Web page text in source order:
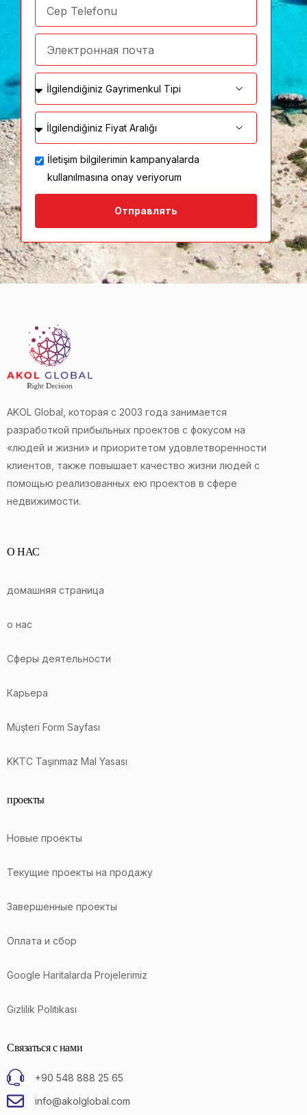
İletişim bilgilerimin kampanyalarda
kullanılmasına onay veriyorum
Отправлять
AKOL Global, которая с 2003 года занимается
разработкой прибыльных проектов с фокусом на
«людей и жизни» и приоритетом удовлетворенности
клиентов, также повышает качество жизни людей с
помощью реализованных ею проектов в сфере
недвижимости.
О НАС
домашняя страница
о нас
Сферы деятельности
Карьера
Müşteri Form Sayfası
KKTC Taşınmaz Mal Yasası
проекты
Новые проекты
Текущие проекты на продажу
Завершенные проекты
Оплата и сбор
Google Haritalarda Projelerimiz
Gizlilik Politikası
Связаться с нами
+90 548 888 25 65
info@akolglobal.com